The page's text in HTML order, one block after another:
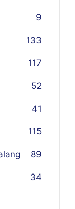
9
133
117
52
41
115
89
34